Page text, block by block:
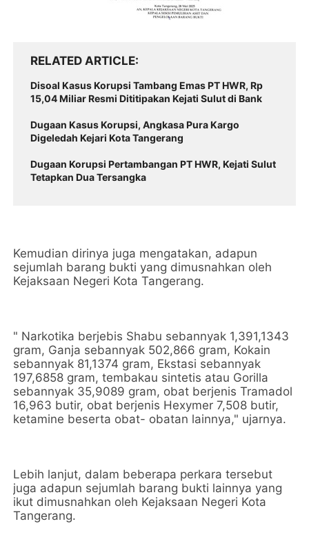
RELATED ARTICLE
Disoal Kasus Korupsi Tambang Emas PT HWR, Rp
15,04 Miliar Resmi Dititipakan Kejati Sulut di Bank
Dugaan Kasus Korupsi, Angkasa Pura Kargo
Digeledah Kejari Kota Tangerang
Dugaan Korupsi Pertambangan PT HWR, Kejati Sulut
Tetapkan Dua Tersangka
Kemudian dirinya juga mengatakan, adapun
sejumlah barang bukti yang dimusnahkan oleh
Kejaksaan Negeri Kota Tangerang.
" Narkotika berjebis Shabu sebannyak 1,391,1343
gram, Ganja sebannyak 502,866 gram, Kokain
sebannyak 81,1374 gram, Ekstasi sebannyak
197,6858 gram, tembakau sintetis atau Gorilla
sebannyak 35,9089 gram, obat berjenis Tramadol
16,963 butir, obat berjenis Hexymer 7,508 butir,
ketamine beserta obat- obatan lainnya," ujarnya.
Lebih lanjut, dalam beberapa perkara tersebut
juga adapun sejumlah barang bukti lainnya yang
ikut dimusnahkan oleh Kejaksaan Negeri Kota
Tangerang.